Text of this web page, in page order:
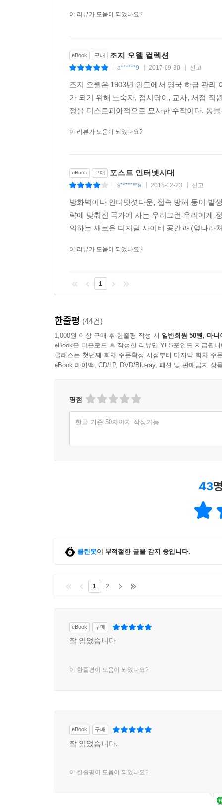
이 리뷰가 도움이 되었나요?
eBook 구매 조지 오웰 컬렉션
a******9 2017-09-30 신고
조지 오웰은 1903년 인도에서 영국 하급 관리
가 되기 위해 노숙자, 접시닦이, 교사, 서점 직
정을 디스토피아적으로 묘사한 수작이다. 동
이 리뷰가 도움이 되었나요?
eBook 구매 포스트 인터넷시대
s*******a 2018-12-23 신고
방화벽이나 인터넷셧다운, 접속 방해 등이 발
략에 맞춰진 국가에 사는 우리그런 우리에게
의하는 새로운 디지털 사이버 공간과 (옆나라
이 리뷰가 도움이 되었나요?
1
한줄평 (44건)
1,000원 이상 구매 후 한줄평 작성 시 일반회원 50원, 마니
eBook은 다운로드 후 작성한 리뷰만 YES포인트 지급됩니
클래스는 첫번째 회차 주문확정 시점부터 마지막 회차 주
eBook 페이백, CD/LP, DVD/Blu-ray, 패션 및 판매금지 상
평점
한글 기준 50자까지 작성가능
43
클린봇이 부적절한 글을 감지 중입니다.
1 2
eBook 구매
잘 읽었습니다
이 한줄평이 도움이 되었나요?
eBook 구매
잘 읽었습니다.
이 한줄평이 도움이 되었나요?